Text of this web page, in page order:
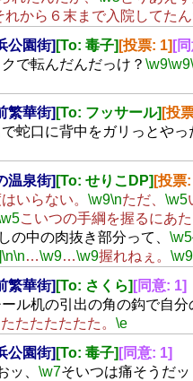
れから６末まで入院してたん
公園街] [To: 毒子] [投票: 1] [
で転んだんだっけ？ \w9\w9
繁華街] [To: フッサール] [投
蛇口に背中をガリっとやっ
温泉街] [To: せりこDP] [投票
いらない。 \w9\nただ、 \w5
こいつの手綱を握るにあた
の中の肉抜き部分って、 \w5
\n\n…\w9…\w9握れねぇ。 \w9
繁華街] [To: さくら] [同意: 1]
ール机の引出の角の鈎で自分
たたたたたた。 \e
公園街] [To: 毒子] [同意: 1]
ッ、 \w7そいつは痛そうだッ